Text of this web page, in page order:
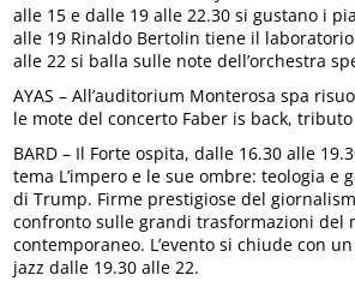
alle 15 e dalle 19 alle 22.30 si gustano i
alle 19 Rinaldo Bertolin tiene il
alle 22 si balla sulle note dell’orchestra
AYAS – All’auditorium Monterosa spa
le mote del concerto Faber is back,
BARD – Il Forte ospita, dalle 16.30 alle
tema L’impero e le sue ombre: teologia e
di Trump. Firme prestigiose del
confronto sulle grandi trasformazioni del
contemporaneo. L’evento si chiude con
jazz dalle 19.30 alle 22.